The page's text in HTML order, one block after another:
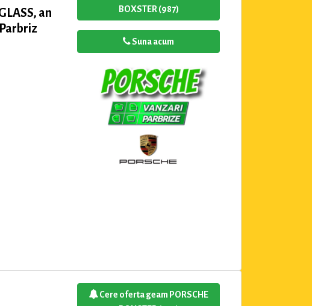
an
BOXSTER (987)
Suna acum
Cere oferta geam PORSCHE